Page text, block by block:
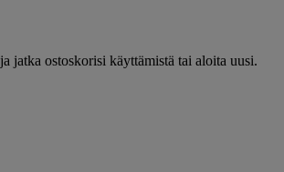
ja jatka ostoskorisi käyttämistä tai aloita uusi.